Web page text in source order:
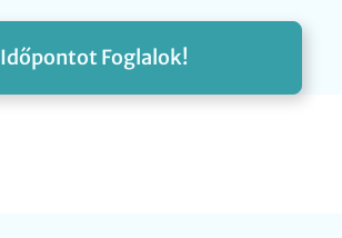
Időpontot Foglalok!